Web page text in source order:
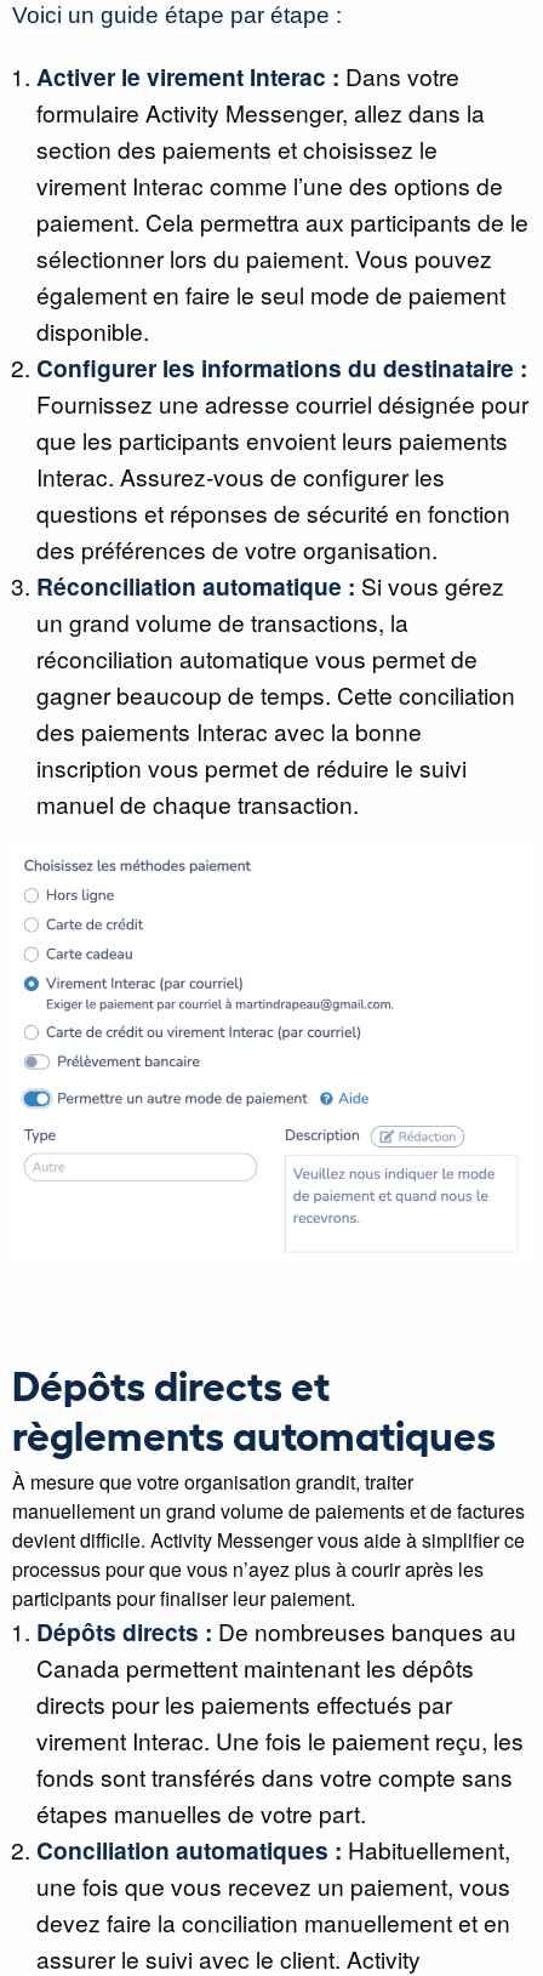
Voici un guide étape par étape :
Activer le virement Interac : Dans votre
formulaire Activity Messenger, allez dans la
section des paiements et choisissez le
virement Interac comme l’une des options de
paiement. Cela permettra aux participants de le
sélectionner lors du paiement. Vous pouvez
également en faire le seul mode de paiement
disponible.
Configurer les informations du destinataire :
Fournissez une adresse courriel désignée pour
que les participants envoient leurs paiements
Interac. Assurez-vous de configurer les
questions et réponses de sécurité en fonction
des préférences de votre organisation.
Réconciliation automatique : Si vous gérez
un grand volume de transactions, la
réconciliation automatique vous permet de
gagner beaucoup de temps. Cette conciliation
des paiements Interac avec la bonne
inscription vous permet de réduire le suivi
manuel de chaque transaction.
Dépôts directs et
règlements automatiques
À mesure que votre organisation grandit, traiter
manuellement un grand volume de paiements et de factures
devient difficile. Activity Messenger vous aide à simplifier ce
processus pour que vous n’ayez plus à courir après les
participants pour finaliser leur paiement.
Dépôts directs : De nombreuses banques au
Canada permettent maintenant les dépôts
directs pour les paiements effectués par
virement Interac. Une fois le paiement reçu, les
fonds sont transférés dans votre compte sans
étapes manuelles de votre part.
Conciliation automatiques : Habituellement,
une fois que vous recevez un paiement, vous
devez faire la conciliation manuellement et en
assurer le suivi avec le client. Activity